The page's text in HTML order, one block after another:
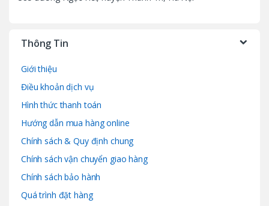
Thông Tin
Giới thiệu
Điều khoản dịch vụ
Hình thức thanh toán
Hướng dẫn mua hàng online
Chính sách & Quy định chung
Chính sách vận chuyển giao hàng
Chính sách bảo hành
Quá trình đặt hàng